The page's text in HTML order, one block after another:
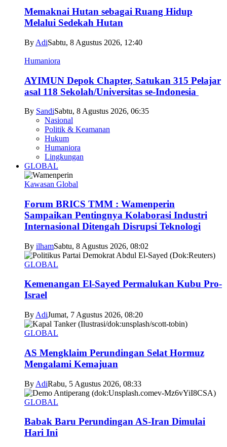
Memaknai Hutan sebagai Ruang Hidup
Melalui Sedekah Hutan
By AdiSabtu, 8 Agustus 2026, 12:40
Humaniora
AYIMUN Depok Chapter, Satukan 315 Pelajar
asal 118 Sekolah/Universitas se-Indonesia
By SandiSabtu, 8 Agustus 2026, 06:35
Nasional
Politik & Keamanan
Hukum
Humaniora
Lingkungan
GLOBAL
Kawasan Global
Forum BRICS TMM : Wamenperin
Sampaikan Pentingnya Kolaborasi Industri
Internasional Ditengah Disrupsi Teknologi
By ilhamSabtu, 8 Agustus 2026, 08:02
GLOBAL
Kemenangan El-Sayed Permalukan Kubu Pro-
Israel
By AdiJumat, 7 Agustus 2026, 08:20
GLOBAL
AS Mengklaim Perundingan Selat Hormuz
Mengalami Kemajuan
By AdiRabu, 5 Agustus 2026, 08:33
GLOBAL
Babak Baru Perundingan AS-Iran Dimulai
Hari Ini